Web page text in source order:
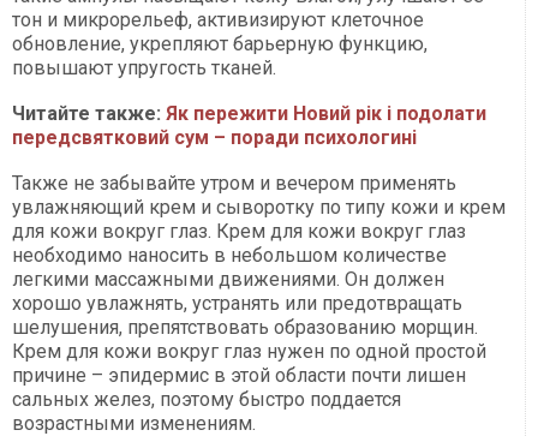
тон и микрорельеф, активизируют клеточное
обновление, укрепляют барьерную функцию,
повышают упругость тканей.
Читайте также: Як пережити Новий рік і подолати
передсвятковий сум – поради психологині
Также не забывайте утром и вечером применять
увлажняющий крем и сыворотку по типу кожи и крем
для кожи вокруг глаз. Крем для кожи вокруг глаз
необходимо наносить в небольшом количестве
легкими массажными движениями. Он должен
хорошо увлажнять, устранять или предотвращать
шелушения, препятствовать образованию морщин.
Крем для кожи вокруг глаз нужен по одной простой
причине – эпидермис в этой области почти лишен
сальных желез, поэтому быстро поддается
возрастными изменениям.